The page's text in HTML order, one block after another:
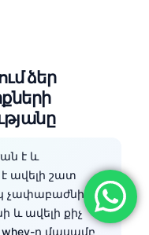
ձեր
է և
ավելի շատ
չափաբաժնի մեջ
և ավելի քիչ
ը մասամբ